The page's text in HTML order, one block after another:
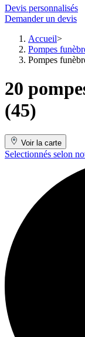
Devis personnalisés
Demander un devis
Accueil
Pompes
Pompes
20
(45)
Voir la carte
Selectionnés selon